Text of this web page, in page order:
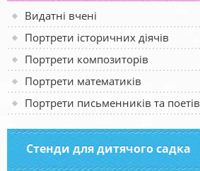
Видатні вчені
Портрети історичних діячів
Портрети композиторів
Портрети математиків
Портрети письменників та поетів
Стенди для дитячого садка